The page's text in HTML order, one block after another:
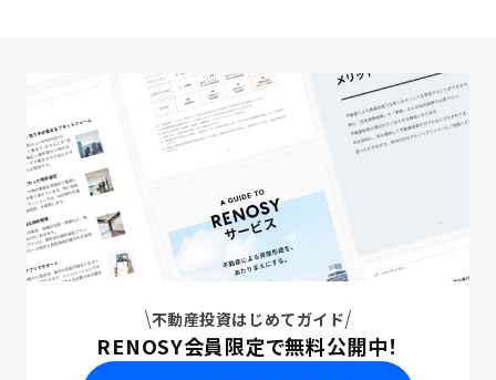
不動産投資はじめてガイド
RENOSY会員限定で無料公開中！